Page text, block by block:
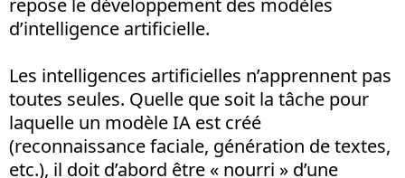
repose le développement des modèles
d’intelligence artificielle.
Les intelligences artificielles n’apprennent pas
toutes seules. Quelle que soit la tâche pour
laquelle un modèle IA est créé
(reconnaissance faciale, génération de textes,
etc.), il doit d’abord être « nourri » d’une